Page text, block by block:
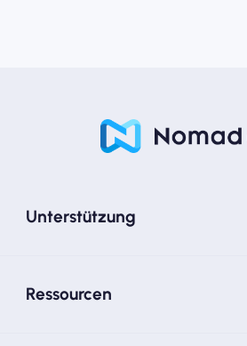
Unterstützung
Ressourcen